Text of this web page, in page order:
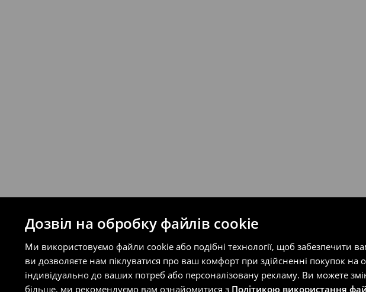
Дозвіл на обробку файлів cookie
Ми використовуємо файли cookie або подібні технології, щоб
ви дозволяєте нам піклуватися про ваш комфорт при здійсненні покупок
індивідуально до ваших потреб або персоналізовану рекламу. Ви можете
більше, ми рекомендуємо вам ознайомитися з Політикою використання